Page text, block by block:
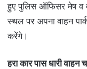
हुए पुलिस ऑफिसर मेष व
स्थल पर अपना वाहन
करेंगे।
हरा कार पास धारी वाहन